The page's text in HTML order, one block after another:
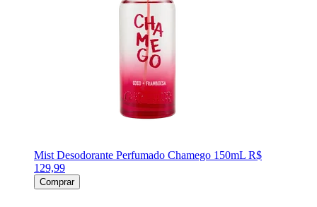
Mist Desodorante Perfumado Chamego 150mL R$
129,99
Comprar